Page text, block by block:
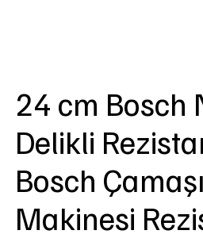
24 cm Bosch
Delikli
Bosch
Makinesi